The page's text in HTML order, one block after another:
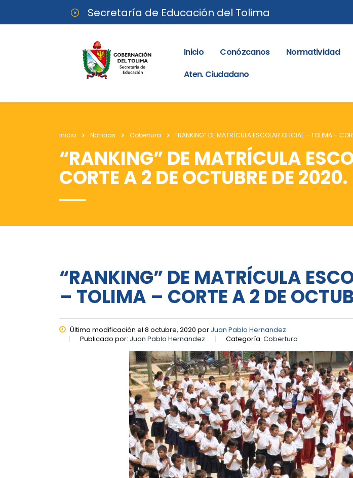
Secretaría de Educación del Tolima
Inicio Conózcanos Normatividad
Aten. Ciudadano
Inicio Noticias Cobertura “RANKING” DE MATRÍCULA ESCOLAR OFICIAL – TOLIMA –
“RANKING” DE MATRÍCULA
CORTE A 2 DE OCTUBRE DE 2020.
“RANKING” DE MATRÍCULA
– TOLIMA – CORTE A 2 DE
Última modificación el 8 octubre, 2020 por Juan Pablo Hernandez
Publicado por: Juan Pablo Hernandez Categoría: Cobertura